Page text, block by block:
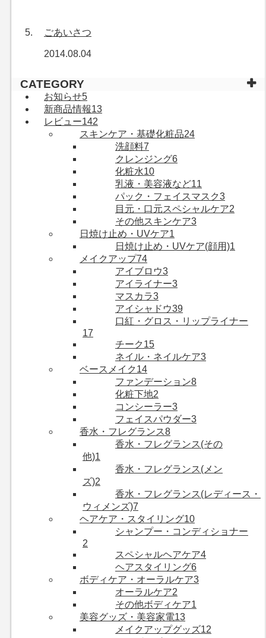
ごあいさつ
2014.08.04
CATEGORY
お知らせ5
新商品情報13
レビュー142
スキンケア・基礎化粧品24
洗顔料7
クレンジング6
化粧水10
乳液・美容液など11
パック・フェイスマスク3
目元・口元スペシャルケア2
その他スキンケア3
日焼け止め・UVケア1
日焼け止め・UVケア(顔用)1
メイクアップ74
アイブロウ3
アイライナー3
マスカラ3
アイシャドウ39
口紅・グロス・リップライナー
17
チーク 15
ネイル・ネイルケア3
ベースメイク 14
ファンデーション8
化粧下地2
コンシーラー3
フェイスパウダー3
香水・フレグランス8
香水・フレグランス(その
他)1
香水・フレグランス(メン
ズ)2
香水・フレグランス(レディース・
ウィメンズ)7
ヘアケア・スタイリング10
シャンプー・コンディショナー
2
スペシャルヘアケア4
ヘアスタイリング6
ボディケア・オーラルケア3
オーラルケア2
その他ボディケア1
美容グッズ・美容家電13
メイクアップグッズ12